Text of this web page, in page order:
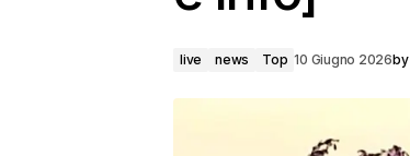
live news Top 10 Giugno 2026by